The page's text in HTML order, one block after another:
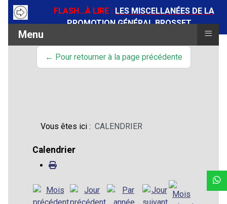
FLASH...À LIRE : LES MISCELLANÉES DE LA
PROMOTION GÉNÉRAL BROSSET
Menu ≡
← Pour retourner à la page précédente
Vous êtes ici : CALENDRIER
Calendrier